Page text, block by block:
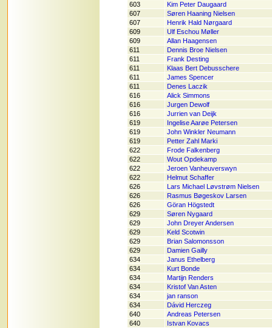
603
Kim Peter Daugaard
607
Søren Haaning Nielsen
607
Henrik Hald Nørgaard
609
Ulf Eschou Møller
609
Allan Haagensen
611
Dennis Broe Nielsen
611
Frank Desting
611
Klaas Bert Debusschere
611
James Spencer
611
Denes Laczik
616
Alick Simmons
616
Jurgen Dewolf
616
Jurrien van Deijk
619
Ingelise Aarøe Petersen
619
John Winkler Neumann
619
Petter Zahl Marki
622
Frode Falkenberg
622
Wout Opdekamp
622
Jeroen Vanheuverswyn
622
Helmut Schaffer
626
Lars Michael Løvstrøm Nielsen
626
Rasmus Bøgeskov Larsen
626
Göran Högstedt
629
Søren Nygaard
629
John Dreyer Andersen
629
Keld Scotwin
629
Brian Salomonsson
629
Damien Gailly
634
Janus Ethelberg
634
Kurt Bonde
634
Martijn Renders
634
Kristof Van Asten
634
jan ranson
634
Dávid Herczeg
640
Andreas Petersen
640
Istvan Kovacs